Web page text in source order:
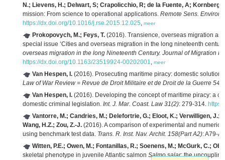
N.; Lievens, H.; Delwart, S; Crapolicchio, R; de la Fuente, A; Kornberg,
mission: From science to operational applications. Remote Sens.
https://dx.doi.org/10.1016/j.rse.2015.12.025, meer
Prokopovych, M.; Feys, T. (2016). Transience, overseas migration
special issue ‘Cities and overseas migration in the long nineteenth
overseas migration in the long Nineteenth Century. Journal of Migration
https://dx.doi.org/10.1163/23519924-00202001, meer
Van Hespen, I. (2016). Prosecuting maritime piracy: domestic
Law of War Review = Revue de Droit Militaire et de Droit de la Guerre
Van Hespen, I. (2016). Developing the concept of maritime piracy: a
domestic criminal legislation. Int. J. Mar. Coast. Law 31(2): 279-314.
Vantorre, M.; Candries, M.; Delefortrie, G.; Eloot, K.; Verwilligen, J.;
Wang, H.Z.; Zou, Z.-J. (2016). A comparison of experimental and
using benchmark test data. Trans. R. Inst. Nav. Archit. 158(Part A2): A79-
Witten, P.E.; Owen, M.; Fontanillas, R.; Soenens, M.; McGurk, C.;
skeletal phenotype in juvenile Atlantic salmon Salmo salar: the